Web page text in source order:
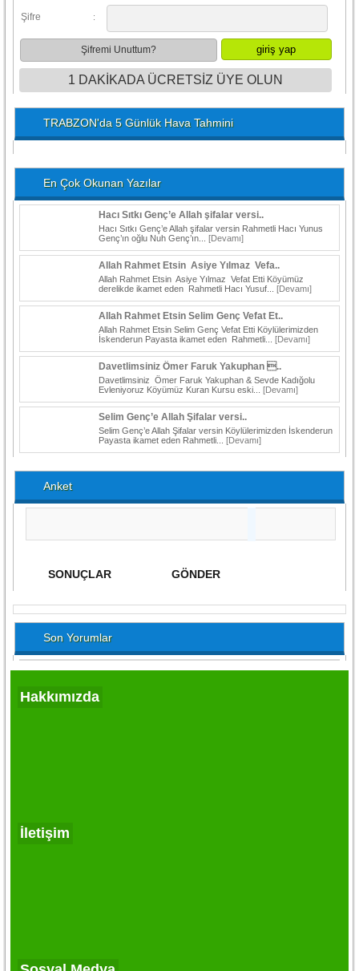
Şifre :
Şifremi Unuttum?
1 DAKİKADA ÜCRETSİZ ÜYE OLUN
TRABZON'da 5 Günlük Hava Tahmini
En Çok Okunan Yazılar
Hacı Sıtkı Genç’e Allah şifalar versi..
Hacı Sıtkı Genç’e Allah şifalar versin Rahmetli Hacı Yunus
Genç’ın oğlu Nuh Genç’ın...[Devamı]
Allah Rahmet Etsin Asiye Yılmaz Vefa..
Allah Rahmet Etsin Asiye Yılmaz Vefat Etti Köyümüz
derelikde ikamet eden Rahmetli Hacı Yusuf...[Devamı]
Allah Rahmet Etsin Selim Genç Vefat Et..
Allah Rahmet Etsin Selim Genç Vefat Etti Köylülerimizden
İskenderun Payasta ikamet eden Rahmetli...[Devamı]
Davetlimsiniz Ömer Faruk Yakuphan ..
Davetlimsiniz Ömer Faruk Yakuphan & Sevde Kadığolu
Evleniyoruz Köyümüz Kuran Kursu eski...[Devamı]
Selim Genç’e Allah Şifalar versi..
Selim Genç’e Allah Şifalar versin Köylülerimizden İskenderun
Payasta ikamet eden Rahmetli...[Devamı]
Anket
Son Yorumlar
Hakkımızda
İletişim